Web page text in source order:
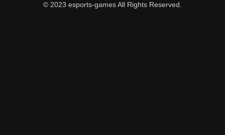
© 2023 esports-games All Rights Reserved.